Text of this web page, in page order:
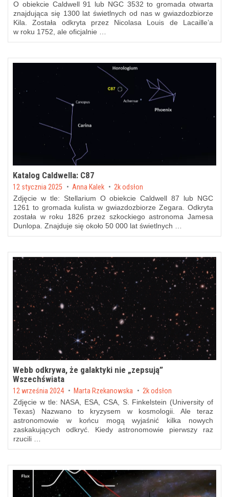
O obiekcie Caldwell 91 lub NGC 3532 to gromada otwarta
znajdująca się 1300 lat świetlnych od nas w gwiazdozbiorze
Kila. Została odkryta przez Nicolasa Louis de Lacaille’a
w roku 1752, ale oficjalnie …
Katalog Caldwella: C87
Posted on
12 stycznia 2025 by Anna Kalek 2k odsłon
Zdjęcie w tle: Stellarium O obiekcie Caldwell 87 lub NGC
1261 to gromada kulista w gwiazdozbiorze Zegara. Odkryta
została w roku 1826 przez szkockiego astronoma Jamesa
Dunlopa. Znajduje się około 50 000 lat świetlnych …
Webb odkrywa, że galaktyki nie „zepsują”
Wszechświata
Posted on
12 września 2024 by Marta Rzekanowska 2k odsłon
Zdjęcie w tle: NASA, ESA, CSA, S. Finkelstein (University of
Texas) Nazwano to kryzysem w kosmologii. Ale teraz
astronomowie w końcu mogą wyjaśnić kilka nowych
zaskakujących odkryć. Kiedy astronomowie pierwszy raz
rzucili …